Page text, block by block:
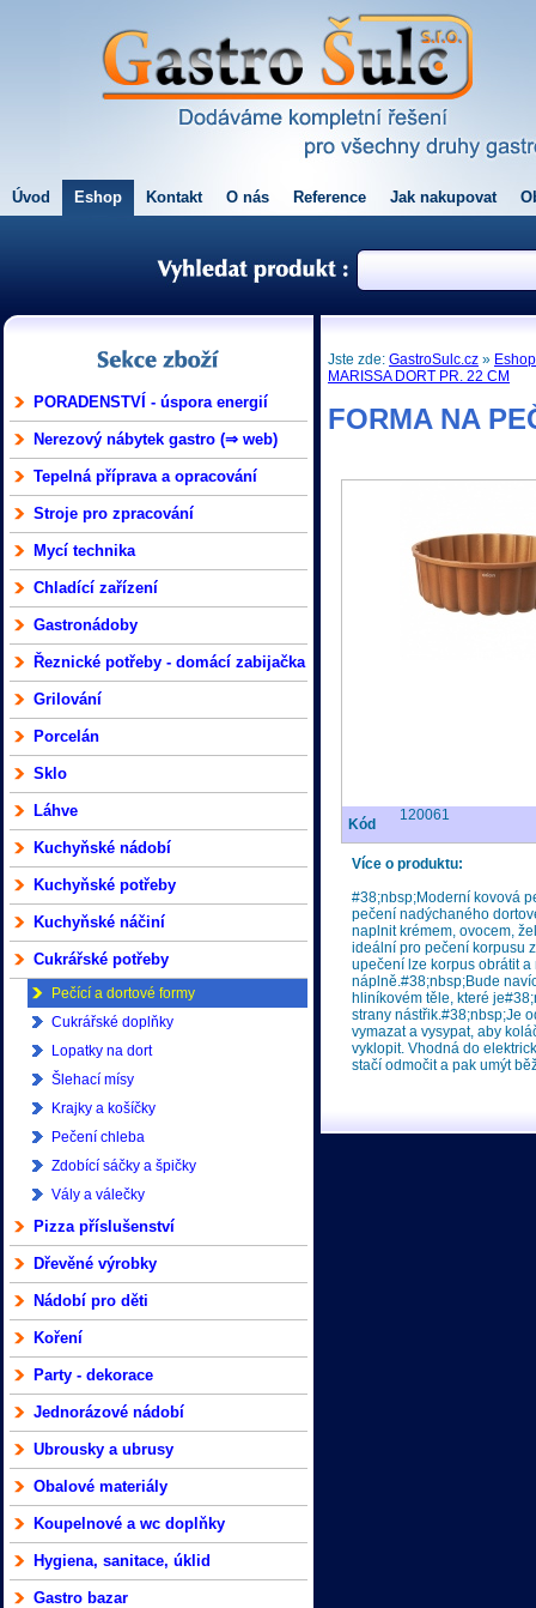
Úvod Eshop Kontakt O nás Reference Jak nakupovat
PORADENSTVÍ - úspora energií
Nerezový nábytek gastro (⇒ web)
Tepelná příprava a opracování
Stroje pro zpracování
Mycí technika
Chladící zařízení
Gastronádoby
Řeznické potřeby - domácí zabijačka
Grilování
Porcelán
Sklo
Láhve
Kuchyňské nádobí
Kuchyňské potřeby
Kuchyňské náčiní
Cukrářské potřeby
Pečící a dortové formy
Cukrářské doplňky
Lopatky na dort
Šlehací mísy
Krajky a košíčky
Pečení chleba
Zdobící sáčky a špičky
Vály a válečky
Pizza příslušenství
Dřevěné výrobky
Nádobí pro děti
Koření
Party - dekorace
Jednorázové nádobí
Ubrousky a ubrusy
Obalové materiály
Koupelnové a wc doplňky
Hygiena, sanitace, úklid
Gastro bazar
Jste zde:GastroSulc.cz » Eshop
MARISSA DORT PR. 22 CM
FORMA NA
Kód
120061
Více o produktu:
#38;nbsp;Moderní kovová
pečení nadýchaného
naplnit krémem, ovocem,
ideální pro pečení korpusu
upečení lze korpus obrátit
náplně.#38;nbsp;Bude
hliníkovém těle, které
strany nástřik.#38;nbsp;Je
vymazat a vysypat, aby
vyklopit. Vhodná do
stačí odmočit a pak umýt